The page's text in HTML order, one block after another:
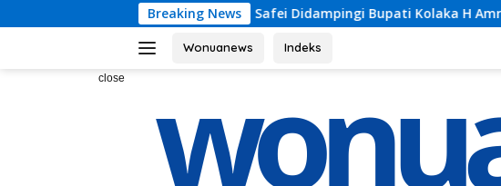
to
Breaking News
RI H Ahmad Safei Didampingi Bupati Kolaka H Amri Tinjau Lokasi Rencana
Wonuanews Indeks
close